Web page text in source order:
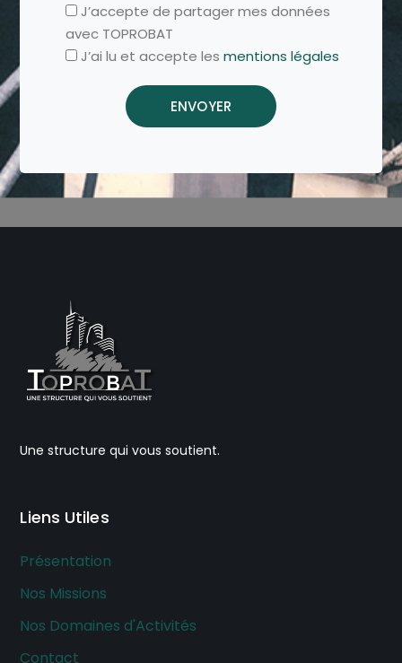
J’accepte de partager mes données
avec TOPROBAT
J’ai lu et accepte lesmentions légales
Une structure qui vous soutient.
Liens Utiles
Présentation
Nos Missions
Nos Domaines d'Activités
Contact